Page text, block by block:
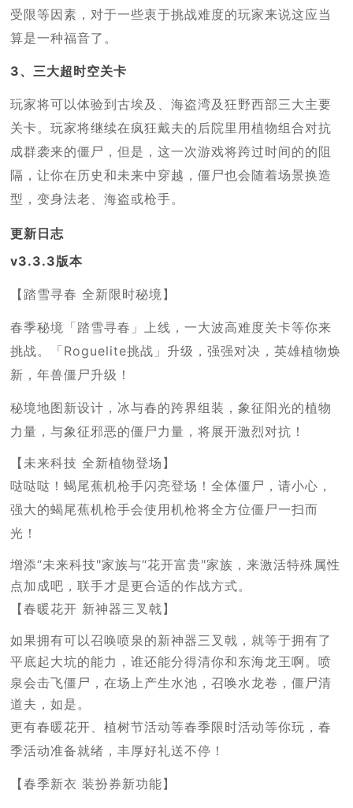
受限等因素，对于一些衷于挑战难度的玩家来说这应当
算是一种福音了。
3、三大超时空关卡
玩家将可以体验到古埃及、海盗湾及狂野西部三大主要
关卡。玩家将继续在疯狂戴夫的后院里用植物组合对抗
成群袭来的僵尸，但是，这一次游戏将跨过时间的的阻
隔，让你在历史和未来中穿越，僵尸也会随着场景换造
型，变身法老、海盗或枪手。
更新日志
v3.3.3版本
【踏雪寻春 全新限时秘境】
春季秘境「踏雪寻春」上线，一大波高难度关卡等你来
挑战。「Roguelite挑战」升级，强强对决，英雄植物焕
新，年兽僵尸升级！
秘境地图新设计，冰与春的跨界组装，象征阳光的植物
力量，与象征邪恶的僵尸力量，将展开激烈对抗！
【未来科技 全新植物登场】
哒哒哒！蝎尾蕉机枪手闪亮登场！全体僵尸，请小心，
强大的蝎尾蕉机枪手会使用机枪将全方位僵尸一扫而
光！
增添“未来科技"家族与“花开富贵"家族，来激活特殊属性
点加成吧，联手才是更合适的作战方式。
【春暖花开 新神器三叉戟】
如果拥有可以召唤喷泉的新神器三叉戟，就等于拥有了
平底起大坑的能力，谁还能分得清你和东海龙王啊。喷
泉会击飞僵尸，在场上产生水池，召唤水龙卷，僵尸清
道夫，如是。
更有春暖花开、植树节活动等春季限时活动等你玩，春
季活动准备就绪，丰厚好礼送不停！
【春季新衣 装扮券新功能】